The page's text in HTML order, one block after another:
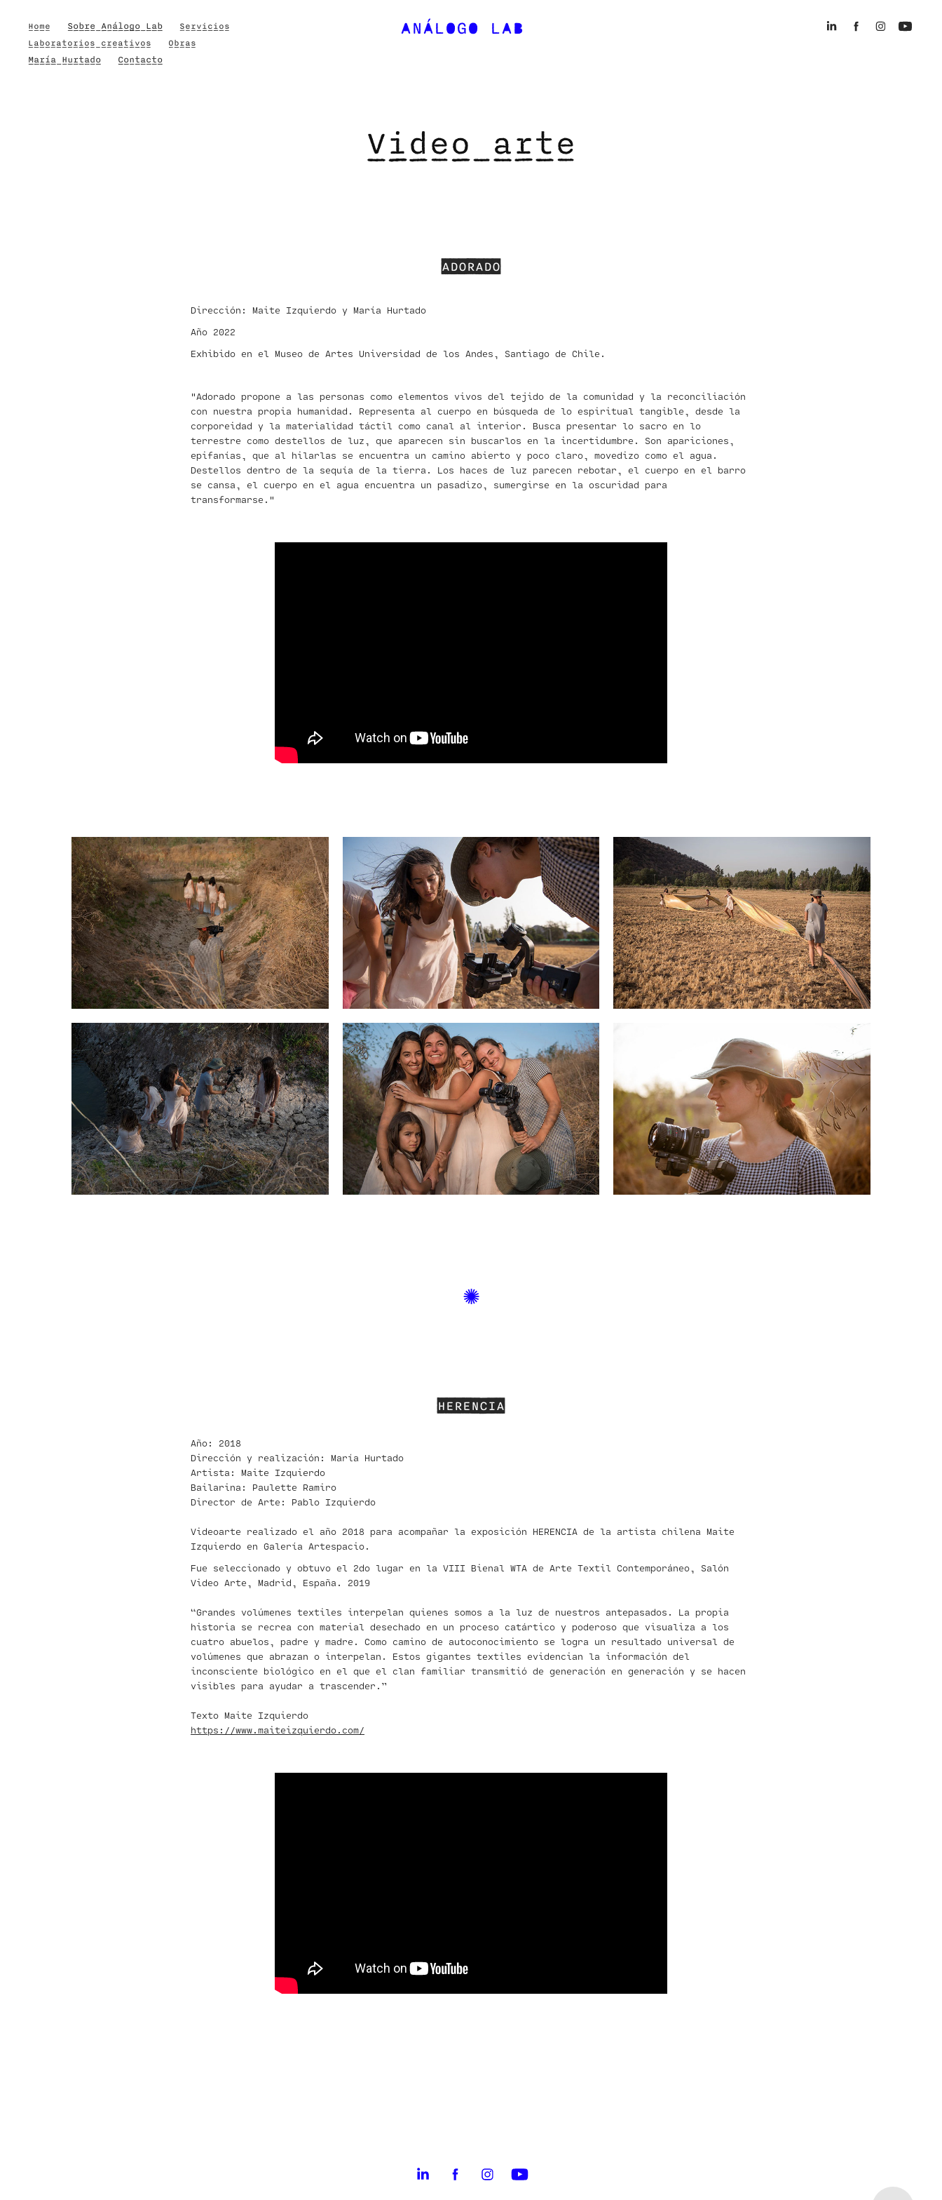
Home Sobre Análogo Lab
Servicios
Laboratorios creativos
Obras
María Hurtado Contacto
ANÁLOGO LAB
Video arte
ADORADO
Dirección: Maite Izquierdo y María Hurtado
Año 2022
Exhibido en el Museo de Artes Universidad de los Andes, Santiago de Chile.
"Adorado propone a las personas como elementos vivos del tejido de la comunidad y la reconciliación
con nuestra propia humanidad. Representa al cuerpo en búsqueda de lo espiritual tangible, desde la
corporeidad y la materialidad táctil como canal al interior. Busca presentar lo sacro en lo
terrestre como destellos de luz, que aparecen sin buscarlos en la incertidumbre. Son apariciones,
epifanías, que al hilarlas se encuentra un camino abierto y poco claro, movedizo como el agua.
Destellos dentro de la sequía de la tierra. Los haces de luz parecen rebotar, el cuerpo en el barro
se cansa, el cuerpo en el agua encuentra un pasadizo, sumergirse en la oscuridad para
transformarse."
✺
HERENCIA
Año: 2018
Dirección y realización: María Hurtado
Artista: Maite Izquierdo
Bailarina: Paulette Ramiro
Director de Arte: Pablo Izquierdo
Videoarte realizado el año 2018 para acompañar la exposición HERENCIA de la artista chilena Maite
Izquierdo en Galería Artespacio.
Fue seleccionado y obtuvo el 2do lugar en la VIII Bienal WTA de Arte Textil Contemporáneo, Salón
Video Arte, Madrid, España. 2019
“Grandes volúmenes textiles interpelan quienes somos a la luz de nuestros antepasados. La propia
historia se recrea con material desechado en un proceso catártico y poderoso que visualiza a los
cuatro abuelos, padre y madre. Como camino de autoconocimiento se logra un resultado universal de
volúmenes que abrazan o interpelan. Estos gigantes textiles evidencian la información del
inconsciente biológico en el que el clan familiar transmitió de generación en generación y se hacen
visibles para ayudar a trascender.”
Texto Maite Izquierdo
https://www.maiteizquierdo.com/